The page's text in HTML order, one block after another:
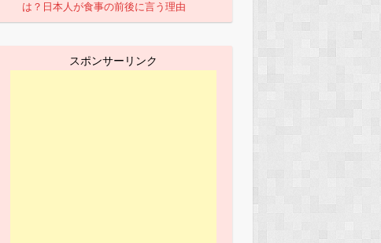
は？日本人が食事の前後に言う理由
スポンサーリンク